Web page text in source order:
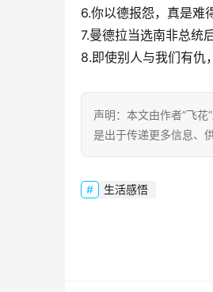
6.你以德报怨，真是难
7.曼德拉当选南非总统
8.即使别人与我们有仇
声明：本文由作者“飞
是出于传递更多信息、
生活感悟